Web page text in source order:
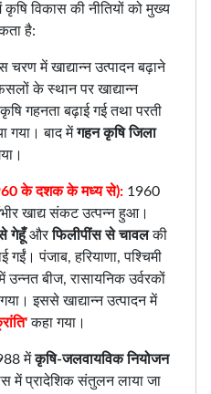
विकास की नीतियों को मुख्य
है:
चरण में खाद्यान्न उत्पादन बढ़ाने
के स्थान पर खाद्यान्न
गहनता बढ़ाई गई तथा परती
गया। बाद मेंगहन कृषि जिला
के दशक के मध्य से): 1960
खाद्य संकट उत्पन्न हुआ।
गेहूँऔरफिलीपींस से चावलकी
गईं। पंजाब, हरियाणा, पश्चिमी
उन्नत बीज, रासायनिक उर्वरकों
इससे खाद्यान्न उत्पादन में
कहा गया।
मेंकृषि-जलवायविक नियोजन
में प्रादेशिक संतुलन लाया जा